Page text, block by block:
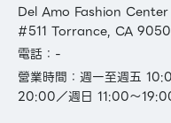
Del Amo Fashion
#511 Torrance, CA
電話：-
營業時間：週一至週五
20:00／週日 11:00～